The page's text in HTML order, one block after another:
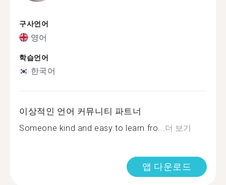
구사언어
영어
학습언어
한국어
이상적인 언어 커뮤니티 파트너
Someone kind and easy to learn fro...더 보기
앱 다운로드